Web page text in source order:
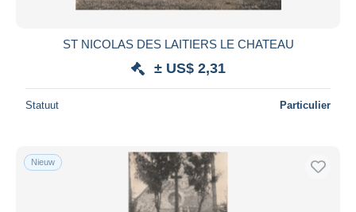
ST NICOLAS DES LAITIERS LE CHATEAU
± US$ 2,31
Statuut Particulier
Nieuw